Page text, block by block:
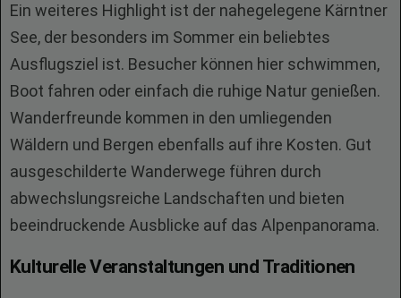
Ein weiteres Highlight ist der nahegelegene Kärntner
See, der besonders im Sommer ein beliebtes
Ausflugsziel ist. Besucher können hier schwimmen,
Boot fahren oder einfach die ruhige Natur genießen.
Wanderfreunde kommen in den umliegenden
Wäldern und Bergen ebenfalls auf ihre Kosten. Gut
ausgeschilderte Wanderwege führen durch
abwechslungsreiche Landschaften und bieten
beeindruckende Ausblicke auf das Alpenpanorama.
Kulturelle Veranstaltungen und Traditionen